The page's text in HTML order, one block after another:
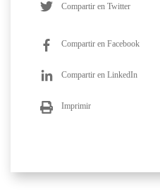
Compartir en Twitter
Compartir en Facebook
Compartir en LinkedIn
Imprimir